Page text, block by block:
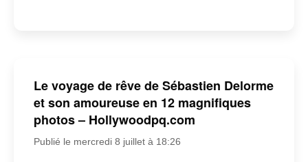
Le voyage de rêve de Sébastien Delorme
et son amoureuse en 12 magnifiques
photos – Hollywoodpq.com
Publié le mercredi 8 juillet à 18:26